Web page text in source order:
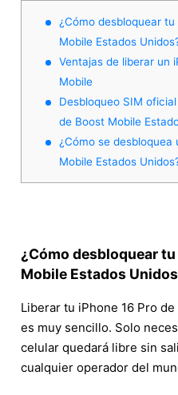
¿Cómo desbloquear
Mobile Estados
Ventajas de liberar un
Mobile
Desbloqueo SIM
de Boost Mobile
¿Cómo se desbloquea
Mobile Estados
¿Cómo desbloquear
Mobile Estados
Liberar tu iPhone 16 Pro
es muy sencillo. Solo
celular quedará libre sin
cualquier operador del